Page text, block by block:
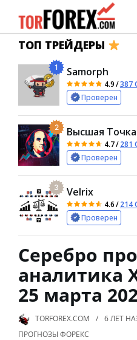
ТОП ТРЕЙДЕРЫ
1 Samorph
4.9/387
Проверен
2 Высшая Точка
4.7/281
Проверен
3 Velrix
4.6/214
Проверен
Серебро
аналитика
25 марта
TORFOREX.COM 6 ЛЕТ
ПРОГНОЗЫ ФОРЕКС